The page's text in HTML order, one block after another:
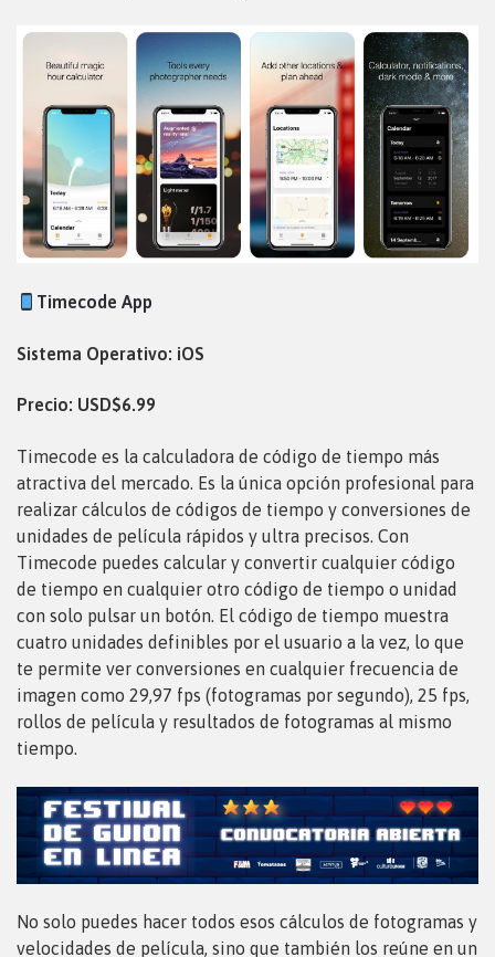
Timecode App
Sistema Operativo: iOS
Precio: USD$6.99
Timecode es la calculadora de código de tiempo más
atractiva del mercado. Es la única opción profesional para
realizar cálculos de códigos de tiempo y conversiones de
unidades de película rápidos y ultra precisos. Con
Timecode puedes calcular y convertir cualquier código
de tiempo en cualquier otro código de tiempo o unidad
con solo pulsar un botón. El código de tiempo muestra
cuatro unidades definibles por el usuario a la vez, lo que
te permite ver conversiones en cualquier frecuencia de
imagen como 29,97 fps (fotogramas por segundo), 25 fps,
rollos de película y resultados de fotogramas al mismo
tiempo.
No solo puedes hacer todos esos cálculos de fotogramas y
velocidades de película, sino que también los reúne en un